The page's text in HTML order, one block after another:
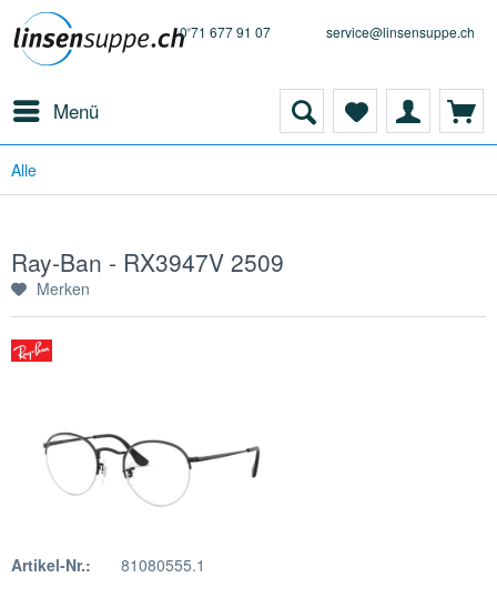
0 71 677 91 07 service@linsensuppe.ch
Menü
Alle
Ray-Ban - RX3947V 2509
Merken
Artikel-Nr.: 81080555.1